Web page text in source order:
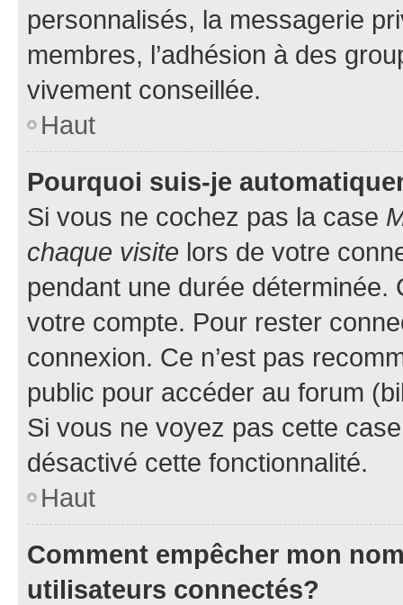
personnalisés, la messagerie
membres, l’adhésion à des
vivement conseillée.
Haut
Pourquoi suis-je
Si vous ne cochez pas la case
chaque visite lors de votre
pendant une durée déterminée.
votre compte. Pour rester
connexion. Ce n’est pas
public pour accéder au forum
Si vous ne voyez pas cette
désactivé cette fonctionnalité.
Haut
Comment empêcher mon
utilisateurs connectés?